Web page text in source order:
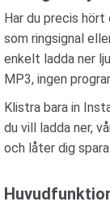
Har du precis hört
som ringsignal
enkelt ladda ner
MP3, ingen
Klistra bara in
du vill ladda ner,
och låter dig